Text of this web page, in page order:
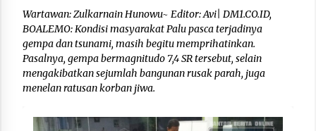
Wartawan: Zulkarnain Hunowu~ Editor: Avi| DM1.CO.ID,
BOALEMO: Kondisi masyarakat Palu pasca terjadinya
gempa dan tsunami, masih begitu memprihatinkan.
Pasalnya, gempa bermagnitudo 7,4 SR tersebut, selain
mengakibatkan sejumlah bangunan rusak parah, juga
menelan ratusan korban jiwa.